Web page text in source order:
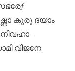
കുരു ദയാം
വിജനേ